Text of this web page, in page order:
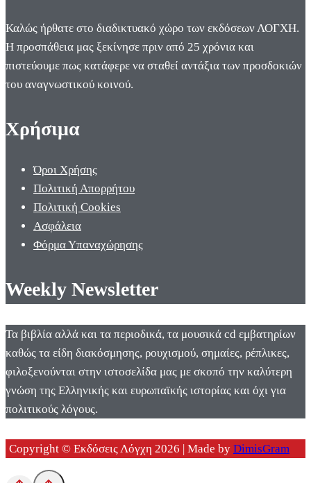
Καλώς ήρθατε στο διαδικτυακό χώρο των εκδόσεων ΛΟΓΧΗ.
Η προσπάθεια μας ξεκίνησε πριν από 25 χρόνια και
πιστεύουμε πως κατάφερε να σταθεί αντάξια των προσδοκιών
του αναγνωστικού κοινού.
Χρήσιμα
Όροι Χρήσης
Πολιτική Απορρήτου
Πολιτική Cookies
Ασφάλεια
Φόρμα Υπαναχώρησης
Weekly Newsletter
Τα βιβλία αλλά και τα περιοδικά, τα μουσικά cd εμβατηρίων
καθώς τα είδη διακόσμησης, ρουχισμού, σημαίες, ρέπλικες,
φιλοξενούνται στην ιστοσελίδα μας με σκοπό την καλύτερη
γνώση της Ελληνικής και ευρωπαϊκής ιστορίας και όχι για
πολιτικούς λόγους.
Copyright © Εκδόσεις Λόγχη 2026 | Made by DimisGram